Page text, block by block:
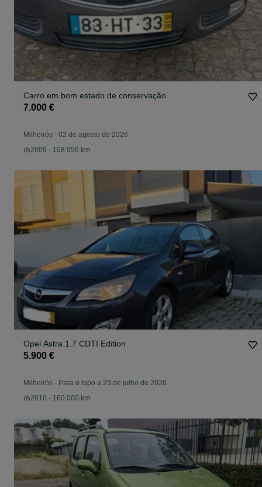
Carro em bom estado de conservação
7.000 €
Milheirós - 02 de agosto de 2026
2009 - 108.956 km
Opel Astra 1.7 CDTI Edition
5.900 €
Milheirós - Para o topo a 29 de julho de 2026
2010 - 160.000 km